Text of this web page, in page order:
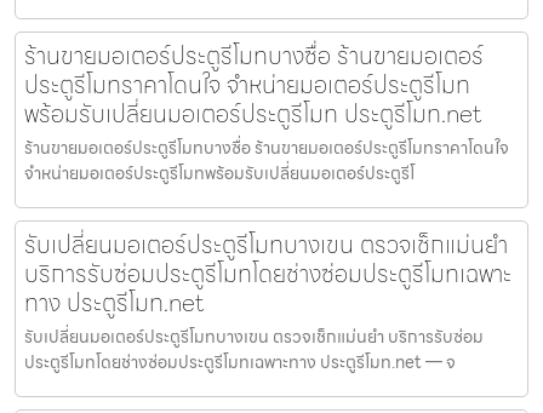
ร้านขายมอเตอร์ประตูรีโมทบางซื่อ ร้านขายมอเตอร์
ประตูรีโมทราคาโดนใจ จำหน่ายมอเตอร์ประตูรีโมท
พร้อมรับเปลี่ยนมอเตอร์ประตูรีโมท ประตูรีโมท.net
ร้านขายมอเตอร์ประตูรีโมทบางซื่อ ร้านขายมอเตอร์ประตูรีโมทราคาโดนใจ
จำหน่ายมอเตอร์ประตูรีโมทพร้อมรับเปลี่ยนมอเตอร์ประตูรีโ
รับเปลี่ยนมอเตอร์ประตูรีโมทบางเขน ตรวจเช็กแม่นยำ
บริการรับซ่อมประตูรีโมทโดยช่างซ่อมประตูรีโมทเฉพาะ
ทาง ประตูรีโมท.net
รับเปลี่ยนมอเตอร์ประตูรีโมทบางเขน ตรวจเช็กแม่นยำ บริการรับซ่อม
ประตูรีโมทโดยช่างซ่อมประตูรีโมทเฉพาะทาง ประตูรีโมท.net — จ